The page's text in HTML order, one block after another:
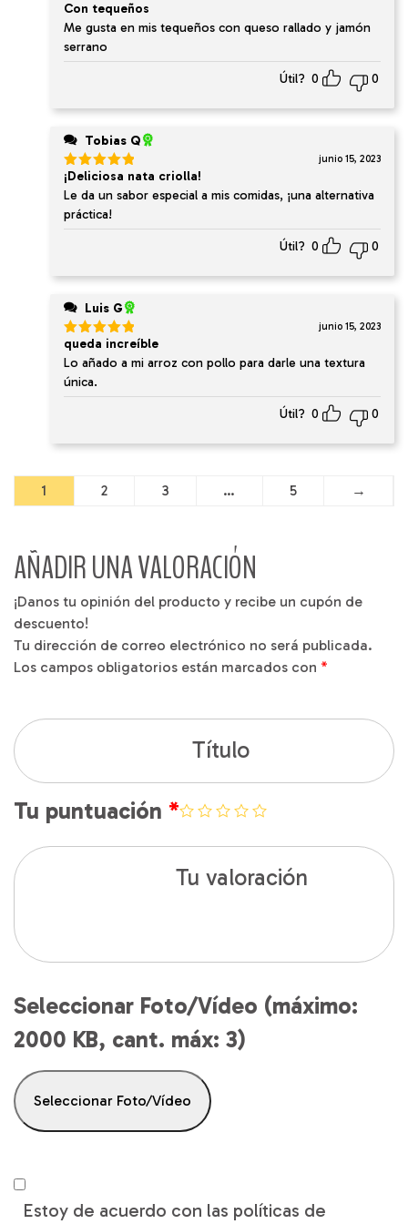
Valorado
en 4de
5
Con tequeños
Me gusta en mis tequeños con queso rallado y jamón
serrano
Útil? 0 0
Tobias Q
Valorado
en5de 5
junio 15, 2023
¡Deliciosa nata criolla!
Le da un sabor especial a mis comidas, ¡una alternativa
práctica!
Útil? 0 0
Luis G
Valorado
en5de 5
junio 15, 2023
queda increíble
Lo añado a mi arroz con pollo para darle una textura
única.
Útil? 0 0
1 2 3 … 5 →
AÑADIR UNA VALORACIÓN
¡Danos tu opinión del producto y recibe un cupón de
descuento!
Tu dirección de correo electrónico no será publicada.
Los campos obligatorios están marcados con *
Título
Tu puntuación *
Tu valoración
Seleccionar Foto/Vídeo (máximo:
2000 KB, cant. máx: 3)
Seleccionar Foto/Vídeo
Estoy de acuerdo con las políticas de